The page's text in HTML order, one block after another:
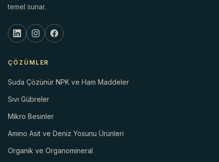
temel sunar.
ÇÖZÜMLER
Suda Çözünür NPK ve Ham Maddeler
Sıvı Gübreler
Mikro Besinler
Amino Asit ve Deniz Yosunu Ürünleri
Organik ve Organomineral